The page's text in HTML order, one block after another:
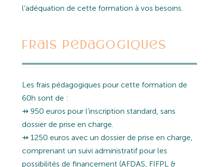
l’adéquation de cette formation à vos besoins.
Frais pédagogiques
Les frais pédagogiques pour cette formation de
60h sont de :
⇸ 950 euros pour l’inscription standard, sans
dossier de prise en charge.
⇸ 1250 euros avec un dossier de prise en charge,
comprenant un suivi administratif pour les
possibilités de financement (AFDAS, FIFPL &